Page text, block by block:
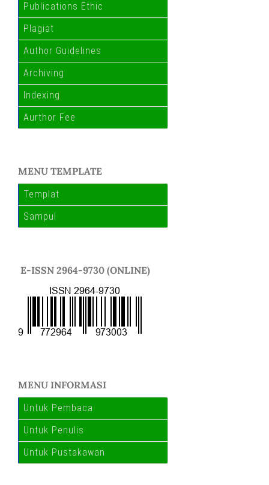
Publications Ethic
Plagiat
Author Guidelines
Archiving
Indexing
Aurthor Fee
MENU TEMPLATE
Templat
Sampul
E-ISSN 2964-9730 (ONLINE)
MENU INFORMASI
Untuk Pembaca
Untuk Penulis
Untuk Pustakawan